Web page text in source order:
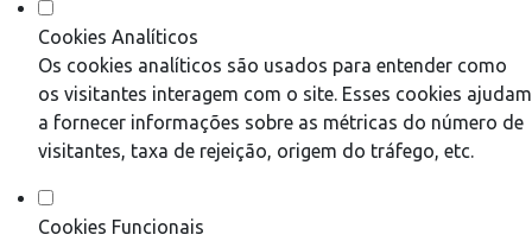
Cookies Analíticos
Os cookies analíticos são usados para entender como
os visitantes interagem com o site. Esses cookies ajudam
a fornecer informações sobre as métricas do número de
visitantes, taxa de rejeição, origem do tráfego, etc.
Cookies Funcionais